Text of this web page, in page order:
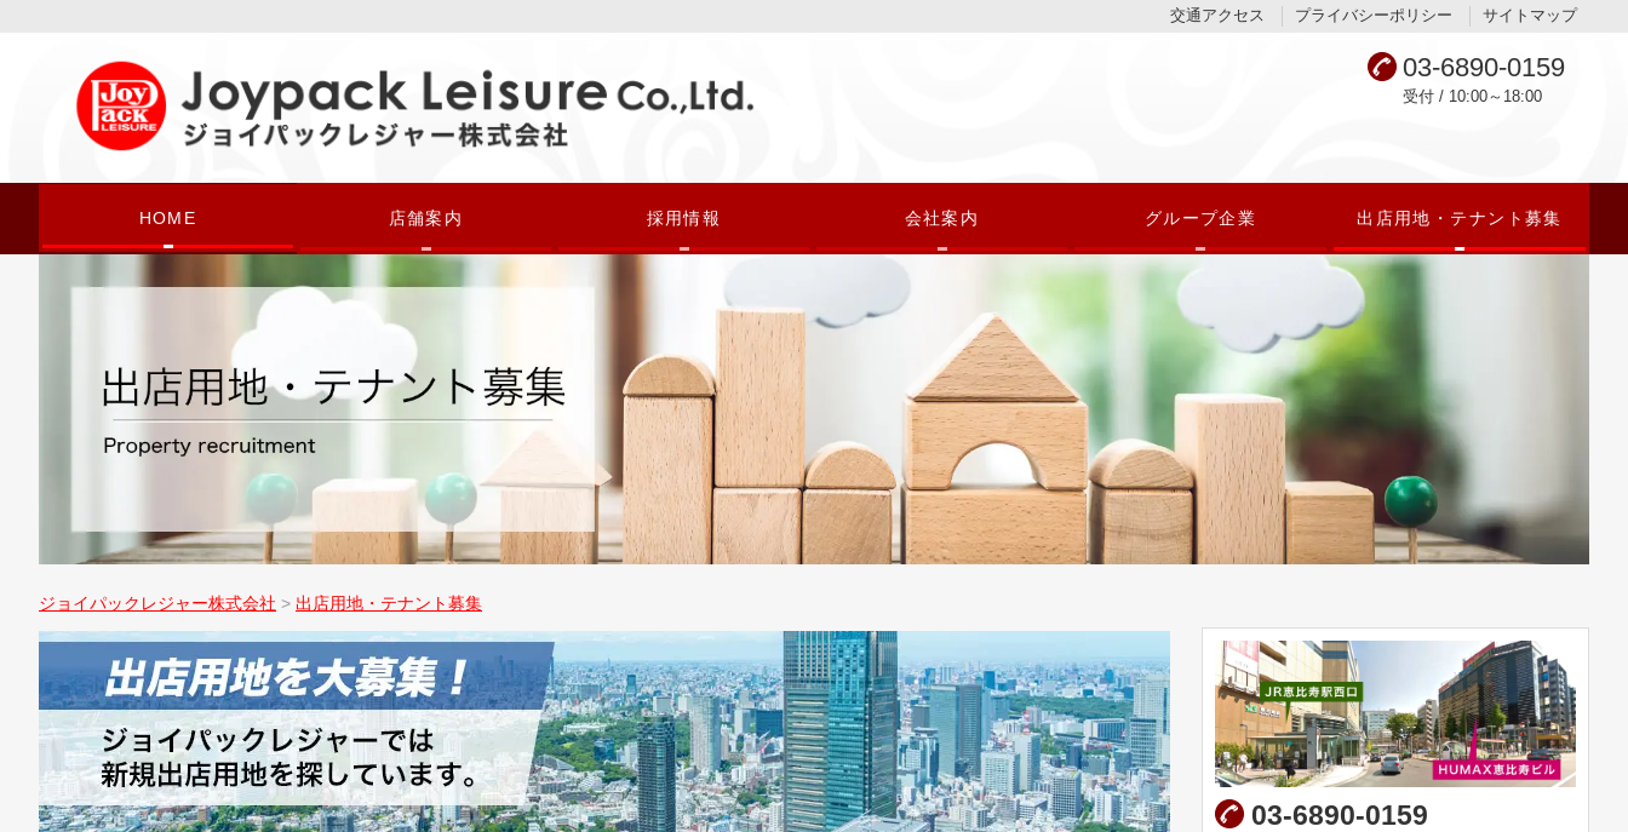
交通アクセス プライバシーポリシー サイトマップ
03-6890-0159
受付 / 10:00～18:00
HOME 店舗案内 採用情報 会社案内 グループ企業 出店用地・テナント募集
ジョイパックレジャー株式会社 > 出店用地・テナント募集
03-6890-0159